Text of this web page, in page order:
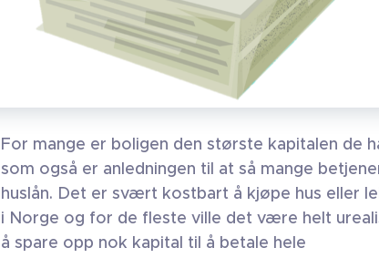
For mange er boligen den største kapitalen de
som også er anledningen til at så mange
huslån. Det er svært kostbart å kjøpe hus eller
i Norge og for de fleste ville det være helt
å spare opp nok kapital til å betale hele